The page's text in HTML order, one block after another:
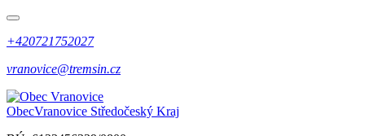
+420721752027
vranovice@tremsin.cz
ObecVranovice Středočeský Kraj